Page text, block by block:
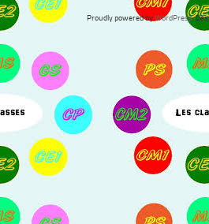
Proudly powered byWordPress.